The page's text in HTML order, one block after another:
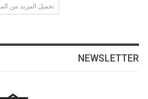
تحميل المزيد من
NEWSLETTER